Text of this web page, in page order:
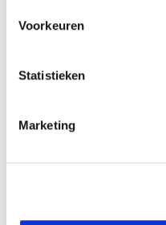
Voorkeuren
Statistieken
Marketing